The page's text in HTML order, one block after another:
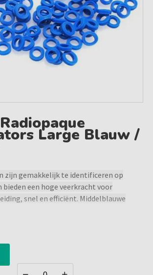
Large Blauw /
zijn gemakkelijk te identificeren op
een hoge veerkracht voor
snel en efficiënt. Middelblauwe